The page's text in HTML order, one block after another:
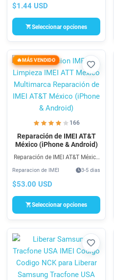
$1.44 USD
Seleccionar opciones
MÁS VENDIDO
Favorito
166
Reparación de IMEI AT&T
México (iPhone & Android)
Reparación de IMEI AT&T México
de Reparación de Señal 100%
legal por problemas con la
Reparacion de IMEI 3-5 dias
$53.00 USD
Seleccionar opciones
Favorito